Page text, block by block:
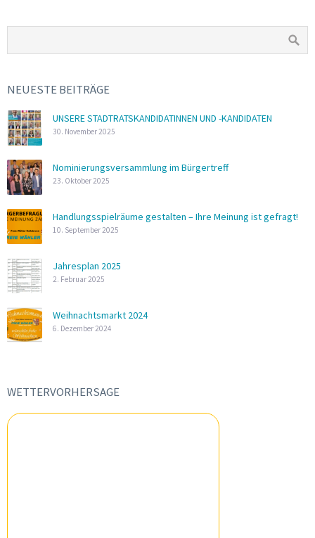
NEUESTE BEITRÄGE
UNSERE STADTRATSKANDIDATINNEN UND -KANDIDATEN
30. November 2025
Nominierungsversammlung im Bürgertreff
23. Oktober 2025
Handlungsspielräume gestalten – Ihre Meinung ist gefragt!
10. September 2025
Jahresplan 2025
2. Februar 2025
Weihnachtsmarkt 2024
6. Dezember 2024
WETTERVORHERSAGE